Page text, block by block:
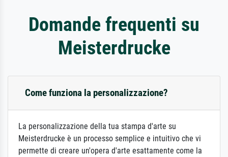
Domande frequenti su
Meisterdrucke
Come funziona la personalizzazione?
La personalizzazione della tua stampa d'arte su
Meisterdrucke è un processo semplice e intuitivo che vi
permette di creare un'opera d'arte esattamente come la